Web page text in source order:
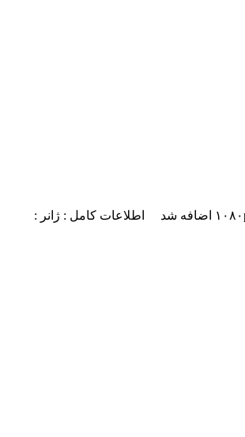
دانلود فیلم The Mummy: Tomb of the Dragon Emperor 2008 دانلود فیلم The Mummy: Tomb of the Dragon Emperor 2008 با لینک مستقیم کیفیت ۱۰۸۰p | 720p Bluray اضافه شد اطلاعات کامل : ژانر :